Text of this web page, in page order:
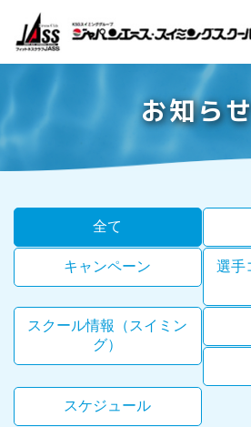
お知ら
全て
キャンペーン
選手
スクール情報（スイミン
グ）
スケジュール